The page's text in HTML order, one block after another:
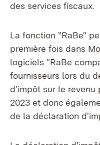
des services fiscaux.
La fonction "RaBe"
première fois dans
logiciels "RaBe
fournisseurs lors du
d'impôt sur le revenu
2023 et donc
de la déclaration